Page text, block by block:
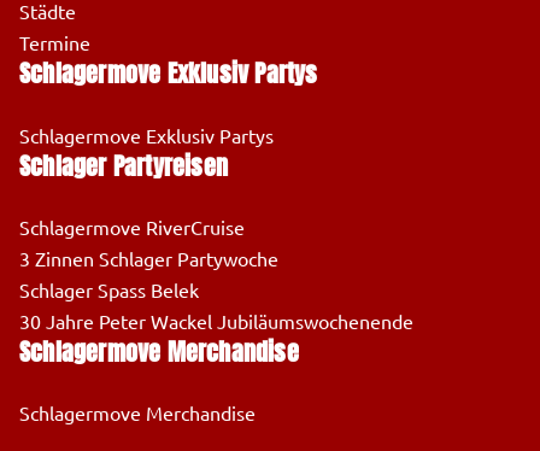
Städte
Termine
Schlagermove Exklusiv Partys
Schlagermove Exklusiv Partys
Schlager Partyreisen
Schlagermove RiverCruise
3 Zinnen Schlager Partywoche
Schlager Spass Belek
30 Jahre Peter Wackel Jubiläumswochenende
Schlagermove Merchandise
Schlagermove Merchandise